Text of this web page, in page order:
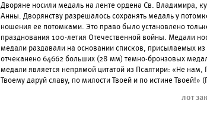
Дворяне носили медаль на ленте ордена Св. Владимира,
Анны. Дворянству разрешалось сохранять медаль у
ношения ее потомками. Это право было установлено
празднования 100-летия Отечественной войны. Медали
медали раздавали на основании списков, присылаемых
отчеканено 64662 больших (28 мм) темно-бронзовых
медали является непрямой цитатой из Псалтири: «Не
Твоему даруй славу, по милости Твоей и по истине Твоей!»